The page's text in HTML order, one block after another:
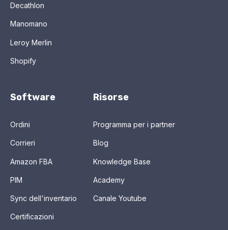
Decathlon
Manomano
Leroy Merlin
Shopify
Software
Ordini
Corrieri
Amazon FBA
PIM
Sync dell'inventario
Certificazioni
Risorse
Programma per i partner
Blog
Knowledge Base
Academy
Canale Youtube